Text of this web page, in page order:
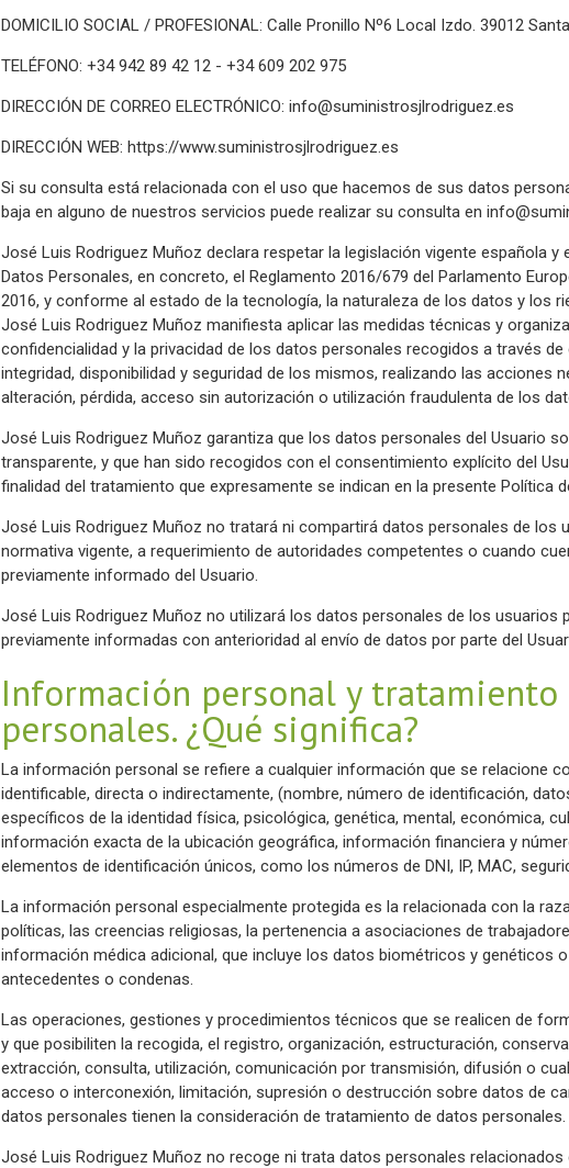
DOMICILIO SOCIAL / PROFESIONAL: Calle Pronillo Nº6 Local Izdo. 39012
TELÉFONO: +34 942 89 42 12 - +34 609 202 975
DIRECCIÓN DE CORREO ELECTRÓNICO:info@suministrosjlrodriguez.es
DIRECCIÓN WEB:https://www.suministrosjlrodriguez.es
Si su consulta está relacionada con el uso que hacemos de sus datos
baja en alguno de nuestros servicios puede realizar su consulta en
José Luis Rodriguez Muñoz declara respetar la legislación vigente española
Datos Personales, en concreto, el Reglamento 2016/679 del Parlamento
2016, y conforme al estado de la tecnología, la naturaleza de los datos y los
José Luis Rodriguez Muñoz manifiesta aplicar las medidas técnicas y
confidencialidad y la privacidad de los datos personales recogidos a través
integridad, disponibilidad y seguridad de los mismos, realizando las acciones
alteración, pérdida, acceso sin autorización o utilización fraudulenta de los
José Luis Rodriguez Muñoz garantiza que los datos personales del Usuario
transparente, y que han sido recogidos con el consentimiento explícito del
finalidad del tratamiento que expresamente se indican en la presente Política
José Luis Rodriguez Muñoz no tratará ni compartirá datos personales de los
normativa vigente, a requerimiento de autoridades competentes o cuando
previamente informado del Usuario.
José Luis Rodriguez Muñoz no utilizará los datos personales de los usuarios
previamente informadas con anterioridad al envío de datos por parte del
Información personal y tratamiento
personales. ¿Qué significa?
La información personal se refiere a cualquier información que se relacione
identificable, directa o indirectamente, (nombre, número de identificación,
específicos de la identidad física, psicológica, genética, mental, económica,
información exacta de la ubicación geográfica, información financiera y
elementos de identificación únicos, como los números de DNI, IP, MAC,
La información personal especialmente protegida es la relacionada con la
políticas, las creencias religiosas, la pertenencia a asociaciones de
información médica adicional, que incluye los datos biométricos y genéticos
antecedentes o condenas.
Las operaciones, gestiones y procedimientos técnicos que se realicen de
y que posibiliten la recogida, el registro, organización, estructuración,
extracción, consulta, utilización, comunicación por transmisión, difusión o
acceso o interconexión, limitación, supresión o destrucción sobre datos de
datos personales tienen la consideración de tratamiento de datos personales.
José Luis Rodriguez Muñoz no recoge ni trata datos personales